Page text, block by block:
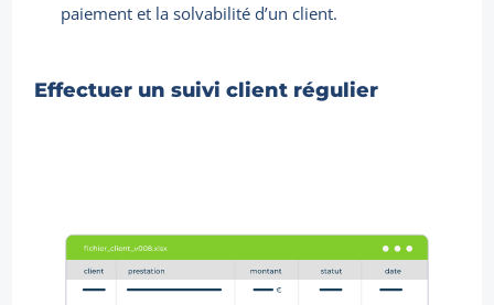
paiement et la solvabilité d’un client.
Effectuer un suivi client régulier